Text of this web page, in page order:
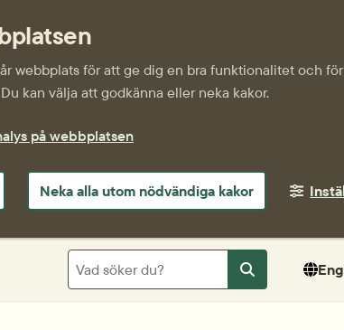
webbplats för att ge dig en bra funktionalitet och
kan välja att godkänna eller neka kakor.
på webbplatsen
Neka alla utom nödvändiga kakor
Sök
Sök